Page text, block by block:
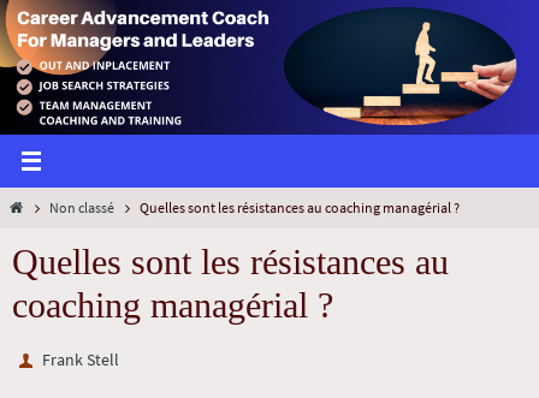
Non classé Quelles sont les résistances au coaching managérial ?
Quelles sont les résistances au
coaching managérial ?
Frank Stell